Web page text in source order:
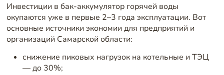
Инвестиции в бак-аккумулятор горячей воды
окупаются уже в первые 2–3 года эксплуатации. Вот
основные источники экономии для предприятий и
организаций Самарской области:
снижение пиковых нагрузок на котельные и ТЭЦ
— до 30%;